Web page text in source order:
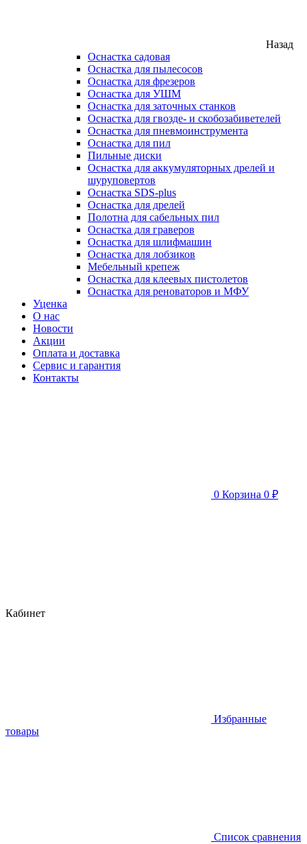
Назад
Оснастка садовая
Оснастка для пылесосов
Оснастка для фрезеров
Оснастка для УШМ
Оснастка для заточных станков
Оснастка для гвозде- и скобозабиветелей
Оснастка для пневмоинструмента
Оснастка для пил
Пильные диски
Оснастка для аккумуляторных дрелей и
шуруповертов
Оснастка SDS-plus
Оснастка для дрелей
Полотна для сабельных пил
Оснастка для граверов
Оснастка для шлифмашин
Оснастка для лобзиков
Мебельный крепеж
Оснастка для клеевых пистолетов
Оснастка для реноваторов и МФУ
Уценка
О нас
Новости
Акции
Оплата и доставка
Сервис и гарантия
Контакты
0 Корзина 0 ₽
Кабинет
Избранные
товары
Список сравнения